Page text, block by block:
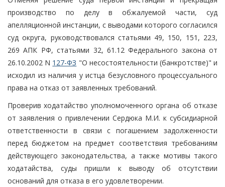
производство по делу в обжалуемой части, суд
апелляционной инстанции, с выводами которого согласился
суд округа, руководствовался статьями 49, 150, 151, 223,
269 АПК РФ, статьями 32, 61.12 Федерального закона от
26.10.2002 N 127-ФЗ "О несостоятельности (банкротстве)" и
исходил из наличия у истца безусловного процессуального
права на отказ от заявленных требований.
Проверив ходатайство уполномоченного органа об отказе
от заявления о привлечении Сердюка М.И. к субсидиарной
ответственности в связи с погашением задолженности
перед бюджетом на предмет соответствия требованиям
действующего законодательства, а также мотивы такого
ходатайства, суды пришли к выводу об отсутствии
оснований для отказа в его удовлетворении.